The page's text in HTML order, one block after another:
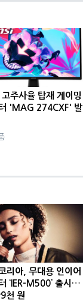
고주사율 탑재 게이밍
'MAG 274CXF' 발
리아, 무대용 인이어
‘IER-M500’ 출시…
천 원